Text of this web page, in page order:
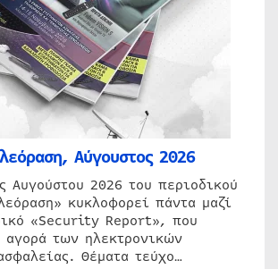
Αύγουστος 2026
Αυγούστου 2026 του περιοδικού
κυκλοφορεί πάντα μαζί
«Security Report», που
αγορά των ηλεκτρονικών
Θέματα τεύχο…